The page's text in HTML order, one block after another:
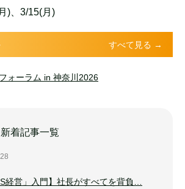
)、3/15(月)
すべて見る →
ォーラム in 神奈川2026
着記事一覧
経営」入門】社長がすべてを背負…